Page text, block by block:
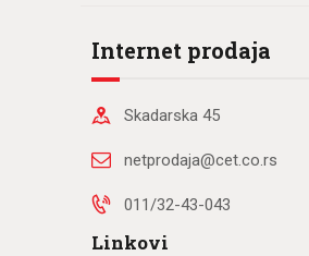
Internet prodaja
Skadarska 45
netprodaja@cet.co.rs
011/32-43-043
Linkovi